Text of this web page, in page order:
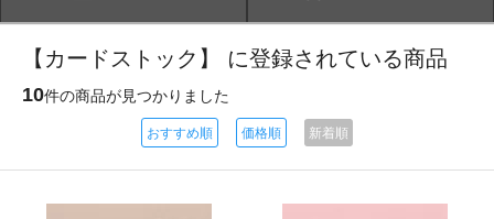
【カードストック】 に登録されている商品
10件の商品が見つかりました
おすすめ順 価格順 新着順